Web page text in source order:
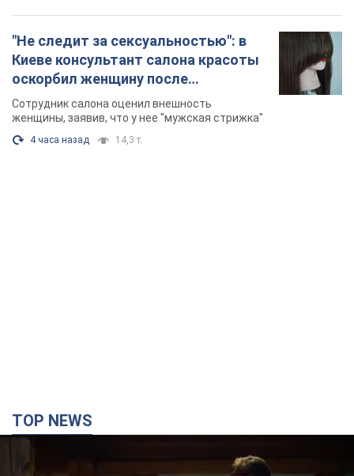
"Не следит за сексуальностью": в
Киеве консультант салона красоты
оскорбил женщину после
химиотерапии, разгорелся скандал.
Фото
Сотрудник салона оценил внешность
женщины, заявив, что у нее "мужская стрижка"
4 часа назад 14,3 т.
TOP NEWS